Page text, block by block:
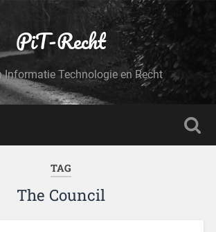
PiT-Recht
Informatie Technologie en Recht
TAG
The Council